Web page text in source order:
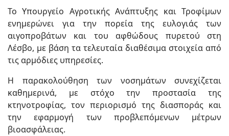
Το Υπουργείο Αγροτικής Ανάπτυξης και Τροφίμων
ενημερώνει για την πορεία της ευλογιάς των
αιγοπροβάτων και του αφθώδους πυρετού στη
Λέσβο, με βάση τα τελευταία διαθέσιμα στοιχεία από
τις αρμόδιες υπηρεσίες.
Η παρακολούθηση των νοσημάτων συνεχίζεται
καθημερινά, με στόχο την προστασία της
κτηνοτροφίας, τον περιορισμό της διασποράς και
την εφαρμογή των προβλεπόμενων μέτρων
βιοασφάλειας.